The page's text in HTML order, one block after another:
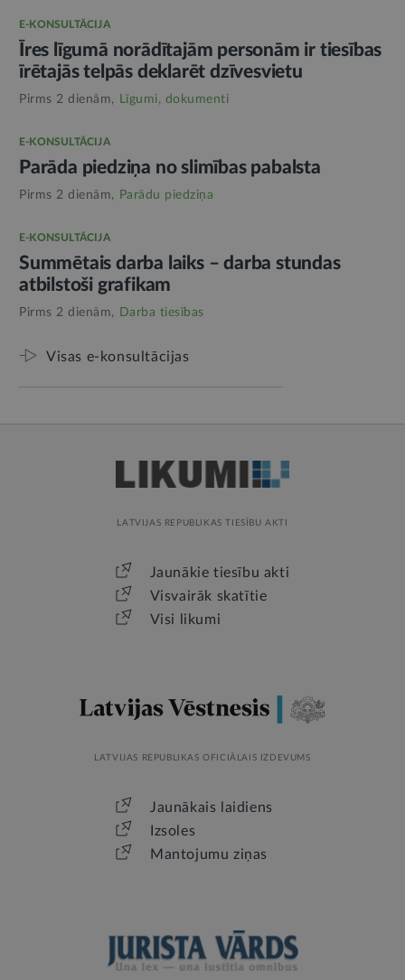
E-KONSULTĀCIJA
Īres līgumā norādītajām personām ir tiesības
īrētajās telpās deklarēt dzīvesvietu
Pirms 2 dienām, Līgumi, dokumenti
E-KONSULTĀCIJA
Parāda piedziņa no slimības pabalsta
Pirms 2 dienām, Parādu piedziņa
E-KONSULTĀCIJA
Summētais darba laiks – darba stundas
atbilstoši grafikam
Pirms 2 dienām, Darba tiesības
Visas e-konsultācijas
LATVIJAS REPUBLIKAS TIESĪBU AKTI
Jaunākie tiesību akti
Visvairāk skatītie
Visi likumi
LATVIJAS REPUBLIKAS OFICIĀLAIS IZDEVUMS
Jaunākais laidiens
Izsoles
Mantojumu ziņas